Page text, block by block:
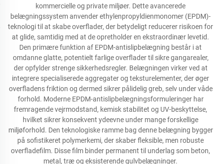
kommercielle og private miljøer. Dette avancerede
belægningssystem anvender ethylenpropyldienmonomer (EPDM)-
teknologi til at skabe overflader, der betydeligt reducerer risikoen for
at glide, samtidig med at de opretholder en ekstraordinær levetid.
Den primære funktion af EPDM-antislipbelægning består i at
omdanne glatte, potentielt farlige overflader til sikre gangarealer,
der opfylder strenge sikkerhedsregler. Belægningen virker ved at
integrere specialiserede aggregater og teksturelementer, der øger
overfladens friktion og dermed sikrer pålidelig greb, selv under våde
forhold. Moderne EPDM-antislipbelægningsformuleringer har
fremragende vejrmodstand, kemisk stabilitet og UV-beskyttelse,
hvilket sikrer konsekvent ydeevne under mange forskellige
miljøforhold. Den teknologiske ramme bag denne belægning bygger
på sofistikeret polymerkemi, der skaber fleksible, men robuste
overfladefilm. Disse film binder permanent til underlag som beton,
metal, træ og eksisterende gulvbelægninger.